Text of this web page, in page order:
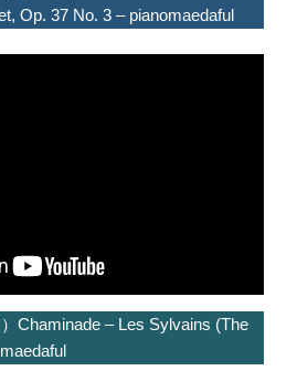
Op. 37 No. 3 – pianomaedaful
Chaminade – Les Sylvains (The